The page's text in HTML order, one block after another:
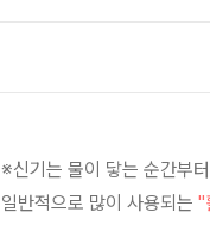
※신기는 물이 닿는 순간부
일반적으로 많이 사용되는 "